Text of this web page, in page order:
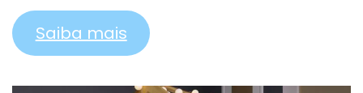
Saiba mais